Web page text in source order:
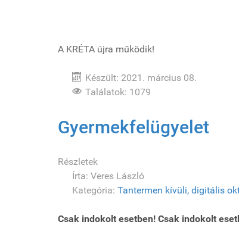
A KRÉTA újra működik!
Készült: 2021. március 08.
Találatok: 1079
Gyermekfelügyelet
Részletek
Írta: Veres László
Kategória: Tantermen kívüli, digitális
Csak indokolt esetben! Csak indokolt